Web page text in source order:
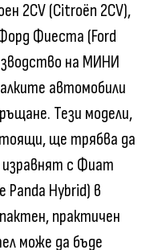
2CV (Citroën 2CV),
Фиеста (Ford
на МИНИ
автомобили
Тези модели,
ще трябва да
изравнят с Фиат
Panda Hybrid) в
практичен
може да бъде